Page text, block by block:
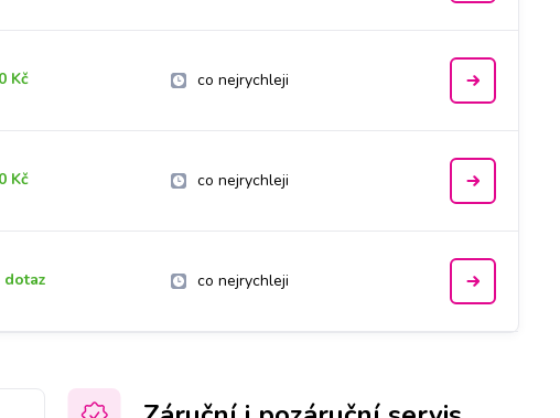
Kč co nejrychleji
Kč co nejrychleji
dotaz co nejrychleji